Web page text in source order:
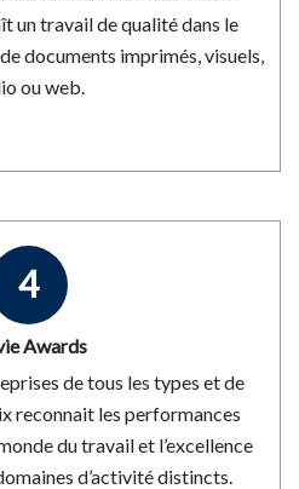
un travail de qualité dans le
documents imprimés, visuels,
ou web.
4
Awards
de tous les types et de
reconnait les performances
du travail et l’excellence
d’activité distincts.